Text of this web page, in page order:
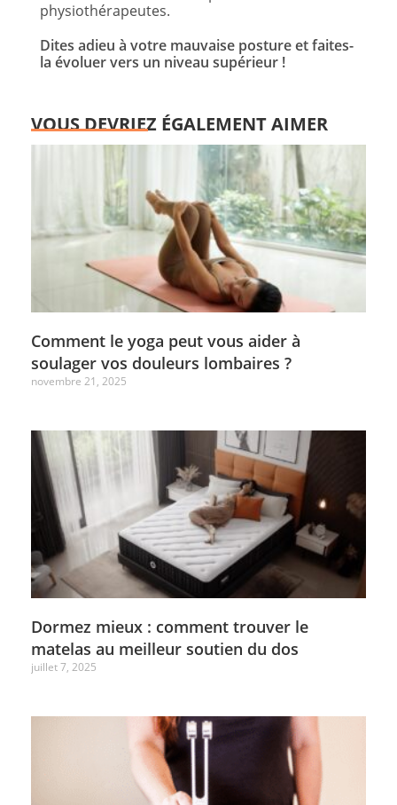
physiothérapeutes.
Dites adieu à votre mauvaise posture et faites-
la évoluer vers un niveau supérieur !
VOUS DEVRIEZ ÉGALEMENT AIMER
Comment le yoga peut vous aider à
soulager vos douleurs lombaires ?
novembre 21, 2025
Dormez mieux : comment trouver le
matelas au meilleur soutien du dos
juillet 7, 2025